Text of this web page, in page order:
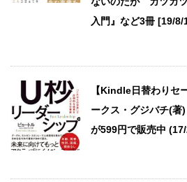
入門』など3冊 [19/8/
【Kindle日替わりセ
ークス・グジバチ(著)
が599円で販売中